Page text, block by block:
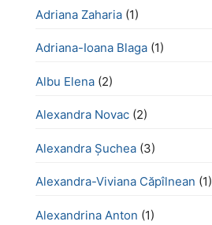
Adriana Zaharia (1)
Adriana-Ioana Blaga (1)
Albu Elena (2)
Alexandra Novac (2)
Alexandra Șuchea (3)
Alexandra-Viviana Căpîlnean (1)
Alexandrina Anton (1)